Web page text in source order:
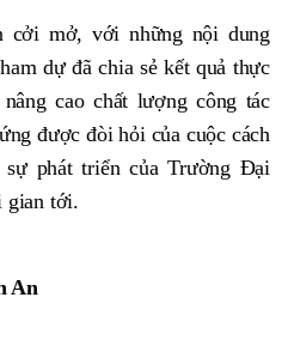
cởi mở, với những nội dung
dự đãchia sẻ kết quả thực
cao chất lượng công tác
được đòi hỏi của cuộc cách
sự phát triển của Trường Đại
gian tới.
An